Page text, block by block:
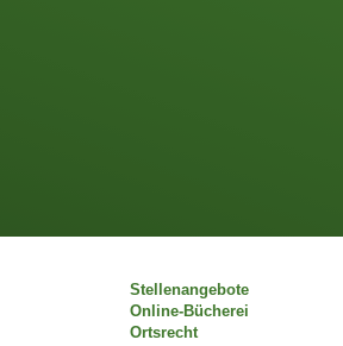
Stellenangebote
Online-Bücherei
Ortsrecht